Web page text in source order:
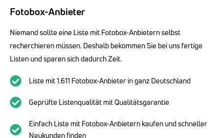
Fotobox-Anbieter
Niemand sollte eine Liste mit Fotobox-Anbietern selbst
recherchieren müssen. Deshalb bekommen Sie bei uns fertige
Listen und sparen sich dadurch Zeit.
Liste mit 1.611 Fotobox-Anbieter in ganz Deutschland
Geprüfte Listenqualität mit Qualitätsgarantie
Einfach Liste mit Fotobox-Anbietern kaufen und schneller
Neukunden finden